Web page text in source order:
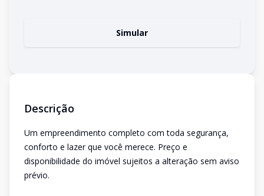
Simular
Descrição
Um empreendimento completo com toda segurança,
conforto e lazer que você merece. Preço e
disponibilidade do imóvel sujeitos a alteração sem aviso
prévio.